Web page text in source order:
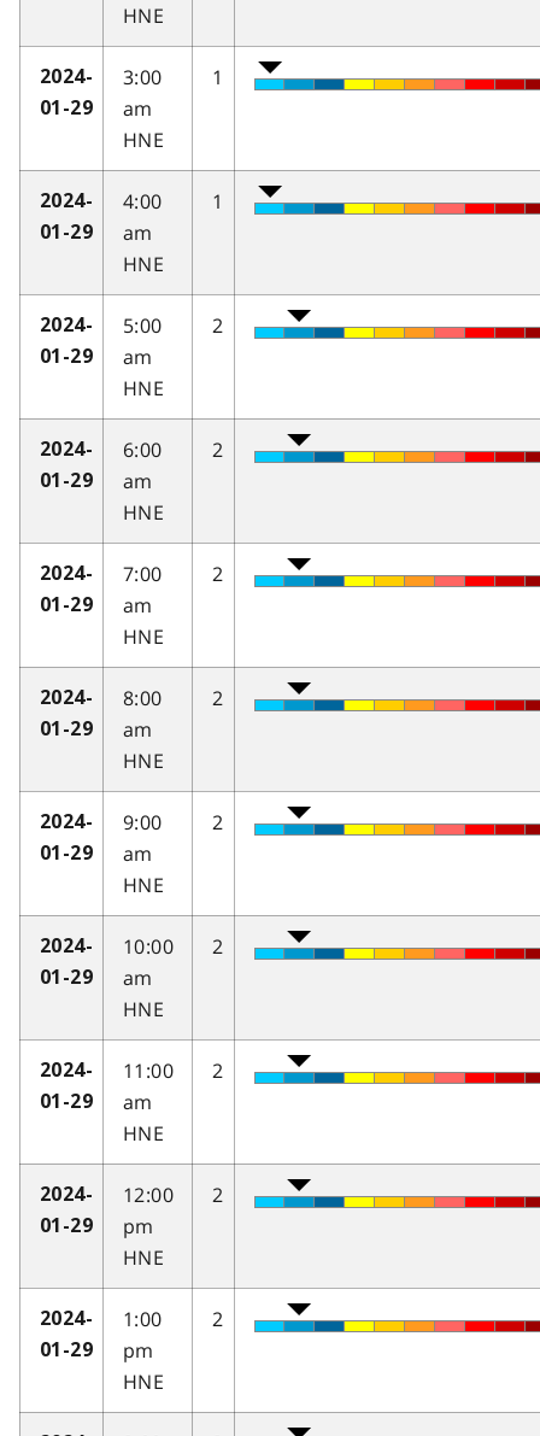
HNE
2024-
01-29
3:00
am
HNE
1
2024-
01-29
4:00
am
HNE
1
2024-
01-29
5:00
am
HNE
2
2024-
01-29
6:00
am
HNE
2
2024-
01-29
7:00
am
HNE
2
2024-
01-29
8:00
am
HNE
2
2024-
01-29
9:00
am
HNE
2
2024-
01-29
10:00
am
HNE
2
2024-
01-29
11:00
am
HNE
2
2024-
01-29
12:00
pm
HNE
2
2024-
01-29
1:00
pm
HNE
2